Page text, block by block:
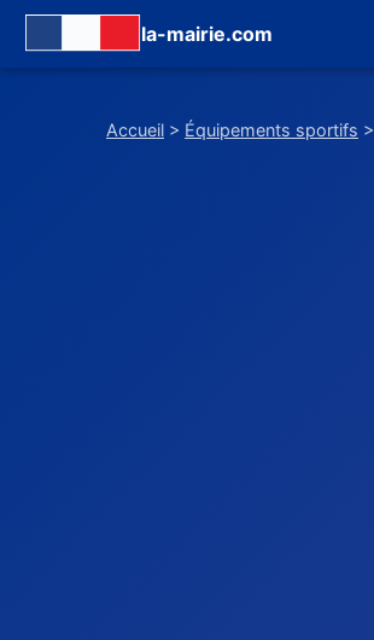
la-mairie.com
Accueil > Équipements sportifs